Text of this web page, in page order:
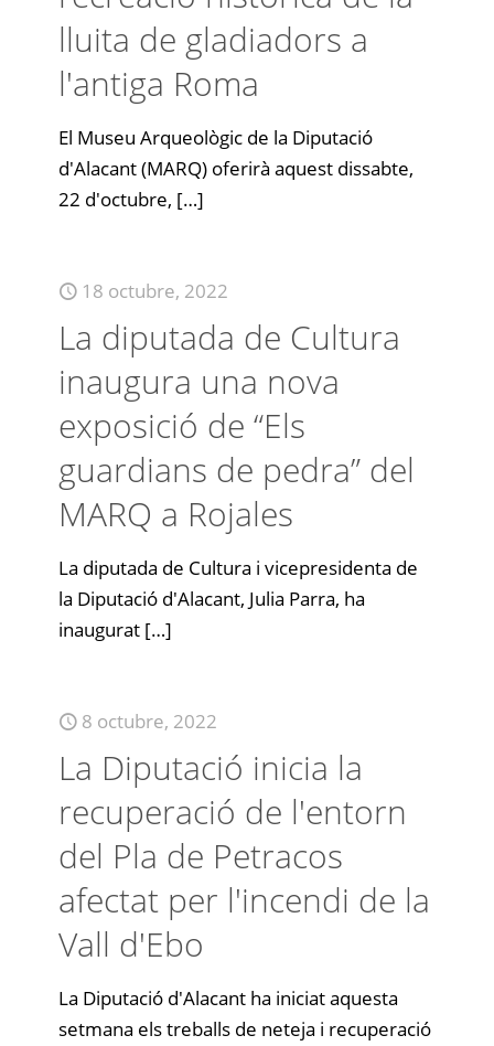
lluita de gladiadors a
l'antiga Roma
El Museu Arqueològic de la Diputació
d'Alacant (MARQ) oferirà aquest dissabte,
22 d'octubre, […]
18 octubre, 2022
La diputada de Cultura
inaugura una nova
exposició de “Els
guardians de pedra” del
MARQ a Rojales
La diputada de Cultura i vicepresidenta de
la Diputació d'Alacant, Julia Parra, ha
inaugurat […]
8 octubre, 2022
La Diputació inicia la
recuperació de l'entorn
del Pla de Petracos
afectat per l'incendi de la
Vall d'Ebo
La Diputació d'Alacant ha iniciat aquesta
setmana els treballs de neteja i recuperació